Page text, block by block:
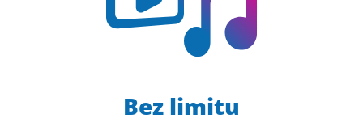
Bez limitu